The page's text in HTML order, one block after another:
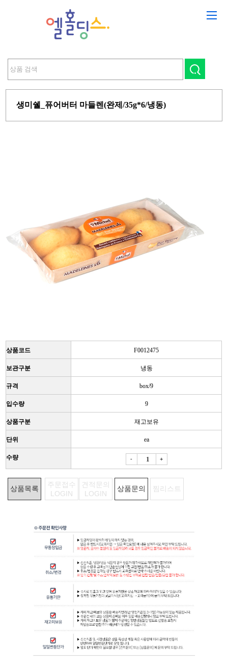
생미쉘_퓨어버터 마들렌(완제/35g*6/냉동)
상품코드 F0012475
보관구분 냉동
규격 box/9
입수량 9
상품구분 재고보유
단위 ea
수량 - +
상품목록
주문접수
LOGIN
견적문의
LOGIN
상품문의 찜리스트